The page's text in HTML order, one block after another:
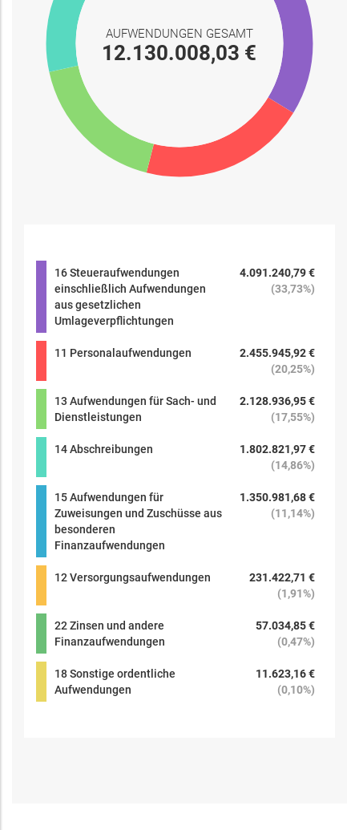
AUFWENDUNGEN GESAMT
12.130.008,03 €
16 Steueraufwendungen
einschließlich Aufwendungen
aus gesetzlichen
Umlageverpflichtungen
4.091.240,79 €
(33,73%)
11 Personalaufwendungen
2.455.945,92 €
(20,25%)
13 Aufwendungen für Sach- und
Dienstleistungen
2.128.936,95 €
(17,55%)
14 Abschreibungen
1.802.821,97 €
(14,86%)
15 Aufwendungen für
Zuweisungen und Zuschüsse aus
besonderen
Finanzaufwendungen
1.350.981,68 €
(11,14%)
12 Versorgungsaufwendungen
231.422,71 €
(1,91%)
22 Zinsen und andere
Finanzaufwendungen
57.034,85 €
(0,47%)
18 Sonstige ordentliche
Aufwendungen
11.623,16 €
(0,10%)